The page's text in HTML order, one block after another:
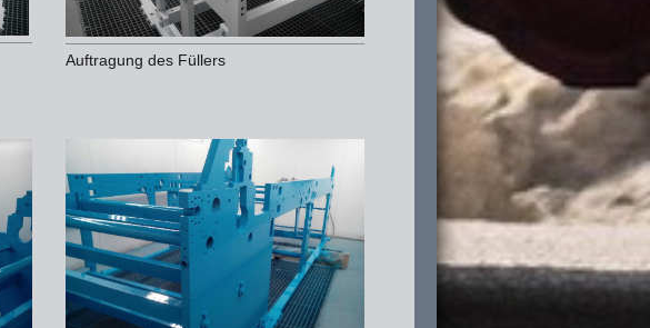
Auftragung des Füllers